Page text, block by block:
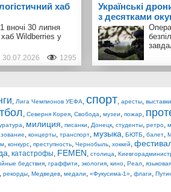
хаб
вночі 30 липня
хаб Wildberries у
30.07.2026 1295
Українські
з десятками
, Лига Чемпионов УЕФА, спорт, аресты, выставки
, Северня Корея, Свобода, музеи, пожар,
, милиция, писанки, Донецк, студенты, ретро,
, концерты, транспорт, музыка, БЮТБ, балет,
, конкурс, преступность, Чернобыль, хоккей,
, катастрофы, FEMEN, столица,
бедствия, граффити, экология, кино, Реал,
, рекорды, Медведев, медали, «Фукусима-1», флаги,